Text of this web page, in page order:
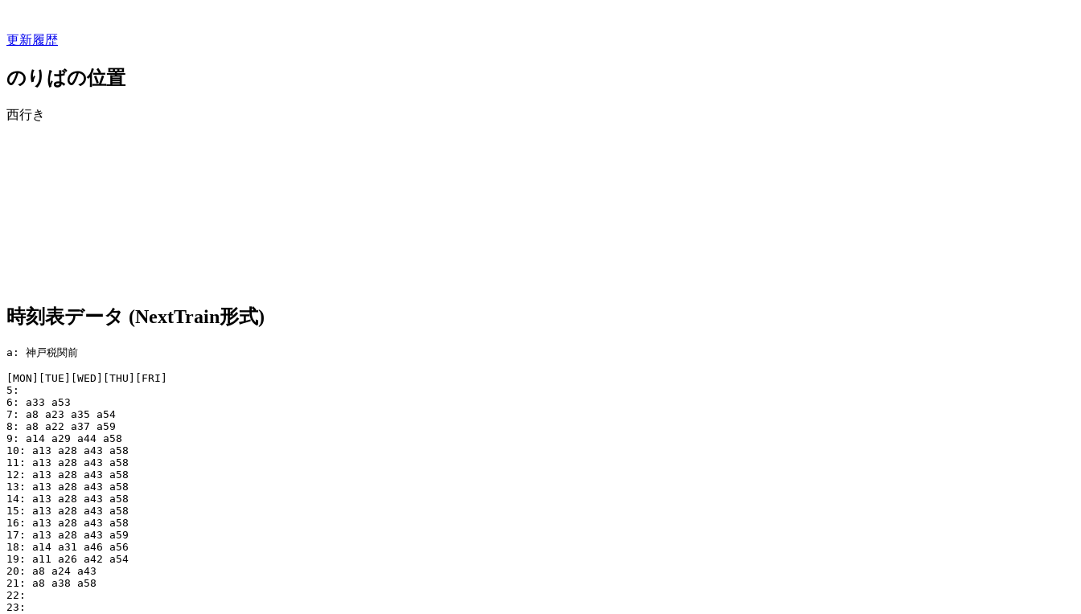
更新履歴
のりばの位置
西行き
時刻表データ (NextTrain形式)
a: 神戸税関前
[MON][TUE][WED][THU][FRI]
5:
6: a33 a53
7: a8 a23 a35 a54
8: a8 a22 a37 a59
9: a14 a29 a44 a58
10: a13 a28 a43 a58
11: a13 a28 a43 a58
12: a13 a28 a43 a58
13: a13 a28 a43 a58
14: a13 a28 a43 a58
15: a13 a28 a43 a58
16: a13 a28 a43 a58
17: a13 a28 a43 a59
18: a14 a31 a46 a56
19: a11 a26 a42 a54
20: a8 a24 a43
21: a8 a38 a58
22:
23: